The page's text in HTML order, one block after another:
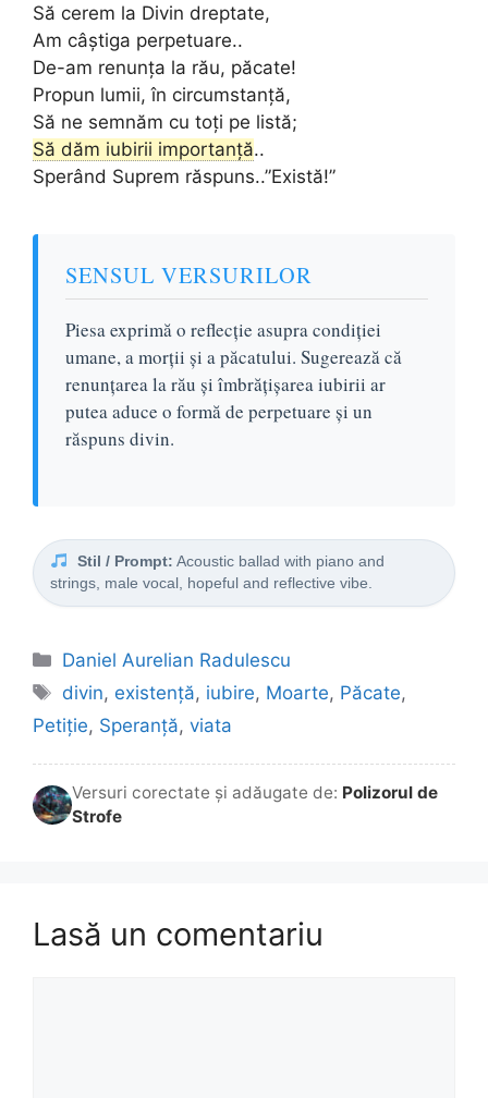
Să cerem la Divin dreptate,
Am câștiga perpetuare..
De-am renunța la rău, păcate!
Propun lumii, în circumstanță,
Să ne semnăm cu toți pe listă;
Să dăm iubirii importanță..
Sperând Suprem răspuns..”Există!”
SENSUL VERSURILOR
Piesa exprimă o reflecție asupra condiției
umane, a morții și a păcatului. Sugerează că
renunțarea la rău și îmbrățișarea iubirii ar
putea aduce o formă de perpetuare și un
răspuns divin.
Stil / Prompt: Acoustic ballad with piano and
strings, male vocal, hopeful and reflective vibe.
Categorii
Daniel Aurelian Radulescu
Etichete
divin, existență, iubire, Moarte, Păcate,
Petiție, Speranță, viata
Versuri corectate și adăugate de: Polizorul de
Strofe
Lasă un comentariu